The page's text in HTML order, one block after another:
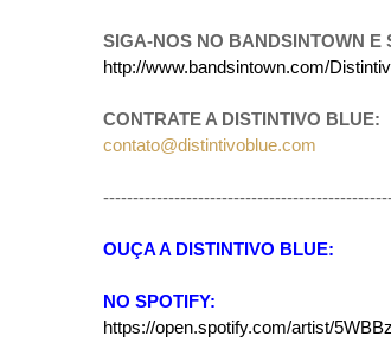
SIGA-NOS NO BANDSINTOWN E
http://www.bandsintown.com/
CONTRATE A DISTINTIVO BLUE:
contato@distintivoblue.com
OUÇA A DISTINTIVO BLUE:
NO SPOTIFY:
https://open.spotify.com/artist/